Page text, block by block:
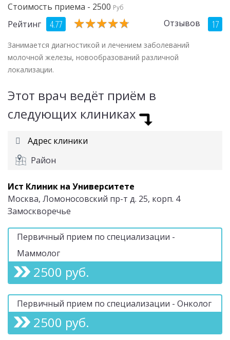
Стоимость приема - 2500 Руб
Рейтинг 4.77 ★★★★★
★★★★★ Отзывов 17
Занимается диагностикой и лечением заболеваний
молочной железы, новообразований различной
локализации.
Этот врач ведёт приём в
следующих клиниках
Адрес клиники
Район
Ист Клиник на Университете
Москва, Ломоносовский пр-т д. 25, корп. 4
Замоскворечье
Первичный прием по специализации -
Маммолог
2500 руб.
Первичный прием по специализации - Онколог
2500 руб.